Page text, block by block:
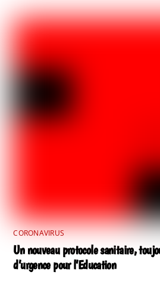
CORONAVIRUS
Un nouveau protocole sanitaire,
d’urgence pour l’Education